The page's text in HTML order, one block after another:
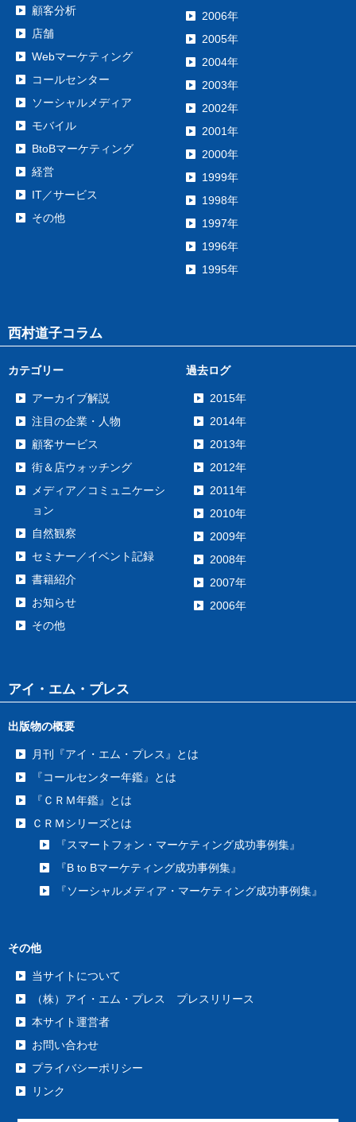
顧客分析
店舗
Webマーケティング
コールセンター
ソーシャルメディア
モバイル
BtoBマーケティング
経営
IT／サービス
その他
2006年
2005年
2004年
2003年
2002年
2001年
2000年
1999年
1998年
1997年
1996年
1995年
西村道子コラム
カテゴリー
アーカイブ解説
注目の企業・人物
顧客サービス
街＆店ウォッチング
メディア／コミュニケーシ
ョン
自然観察
セミナー／イベント記録
書籍紹介
お知らせ
その他
過去ログ
2015年
2014年
2013年
2012年
2011年
2010年
2009年
2008年
2007年
2006年
アイ・エム・プレス
出版物の概要
月刊『アイ・エム・プレス』とは
『コールセンター年鑑』とは
『ＣＲＭ年鑑』とは
ＣＲＭシリーズとは
『スマートフォン・マーケティング成功事例集』
『B to Bマーケティング成功事例集』
『ソーシャルメディア・マーケティング成功事例集』
その他
当サイトについて
（株）アイ・エム・プレス プレスリリース
本サイト運営者
お問い合わせ
プライバシーポリシー
リンク